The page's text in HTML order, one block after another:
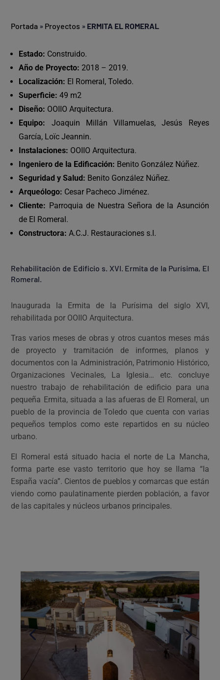
Portada » Proyectos » ERMITA EL ROMERAL
Estado: Construido.
Año de Proyecto: 2018 – 2019.
Localización: El Romeral, Toledo.
Superficie: 49 m2
Diseño: OOIIO Arquitectura.
Equipo:
Joaquin Millán Villamuelas, Jesús Reyes
García, Loïc Jeannin.
Instalaciones: OOIIO Arquitectura.
Ingeniero de la Edificación: Benito González Núñez.
Seguridad y Salud: Benito González Núñez.
Arqueólogo: Cesar Pacheco Jiménez.
Cliente: Parroquia de Nuestra Señora de la Asunción
de El Romeral.
Constructora: A.C.J. Restauraciones s.l.
Rehabilitación de Edificio s. XVI. Ermita de la Purísima, El
Romeral.
Inaugurada la Ermita de la Purísima del siglo XVI,
rehabilitada por OOIIO Arquitectura.
Tras varios meses de obras y otros cuantos meses más
de proyecto y tramitación de informes, planos y
documentos con la Administración, Patrimonio Histórico,
Organizaciones Vecinales, La Iglesia… etc. concluye
nuestro trabajo de rehabilitación de edificio para una
pequeña Ermita, situada a las afueras de El Romeral, un
pueblo de la provincia de Toledo que cuenta con varias
pequeños templos como este repartidos en su núcleo
urbano.
El Romeral está situado hacia el norte de La Mancha,
forma parte ese vasto territorio que hoy se llama “la
España vacía”. Cientos de pueblos y comarcas que están
viendo como paulatinamente pierden población, a favor
de las capitales y núcleos urbanos principales.